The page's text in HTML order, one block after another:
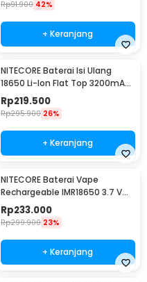
Rp91.900 42%
+ Keranjang
NITECORE Baterai Isi Ulang
18650 Li-Ion Flat Top 3200mAh
3.7V 1 PCS - NL1832
Rp219.500
Rp295.900 26%
+ Keranjang
NITECORE Baterai Vape
Rechargeable IMR18650 3.7 V
3100mAh 1 PCS
Rp233.000
Rp299.900 23%
+ Keranjang